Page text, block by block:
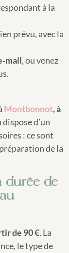
à la
prévu, avec la
mail, ou venez
Montbonnot, à
dispose d’un
: ce sont
de la
durée de
de 90 €. La
le type de